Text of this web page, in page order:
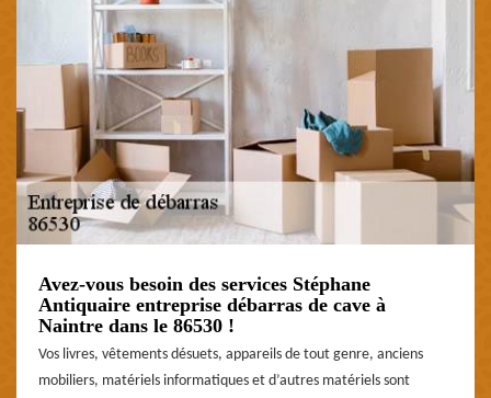
Avez-vous besoin des services Stéphane
Antiquaire entreprise débarras de cave à
Naintre dans le 86530 !
Vos livres, vêtements désuets, appareils de tout genre, anciens
mobiliers, matériels informatiques et d’autres matériels sont